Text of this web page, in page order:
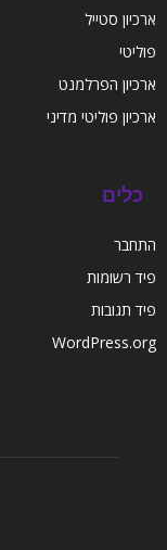
ארכיון סטייל
פוליטי
ארכיון הפרלמנט
ארכיון פוליטי מדיני
כלים
התחבר
פיד רשומות
פיד תגובות
WordPress.org